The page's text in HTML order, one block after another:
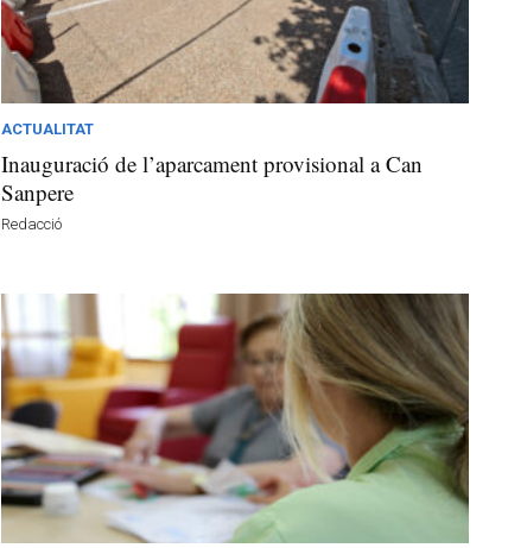
ACTUALITAT
Inauguració de l’aparcament provisional a Can
Sanpere
Redacció